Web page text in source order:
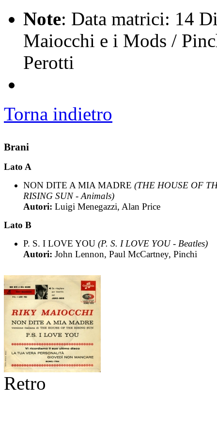
Note: Data matrici: 14
Maiocchi e i Mods /
Perotti
Torna indietro
Brani
Lato A
NON DITE A MIA MADRE (THE HOUSE OF
RISING SUN - Animals)
Autori: Luigi Menegazzi, Alan Price
Lato B
P. S. I LOVE YOU (P. S. I LOVE YOU - Beatles)
Autori: John Lennon, Paul McCartney, Pinchi
Retro